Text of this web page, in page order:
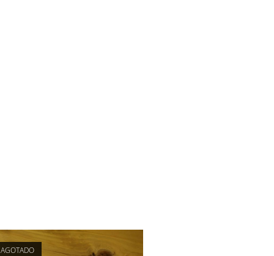
AGOTADO